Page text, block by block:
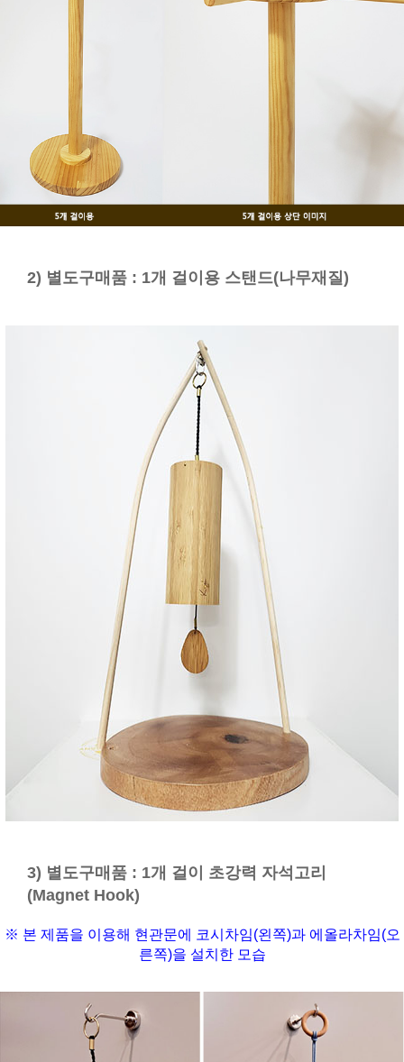
2) 별도구매품 : 1개 걸이용 스탠드(나무재질)
3) 별도구매품 : 1개 걸이 초강력 자석고리
(Magnet Hook)
※ 본 제품을 이용해 현관문에 코시차임(왼쪽)과 에올라차임(오
른쪽)을 설치한 모습